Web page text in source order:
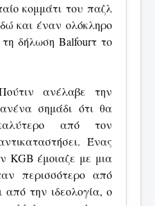
κομμάτι του παζλ
και έναν ολόκληρο
δήλωση Balfourτ το
ανέλαβε την
σημάδι ότι θα
από τον
Ένας
KGB έμοιαζε με μια
περισσότερο από
από την ιδεολογία, ο